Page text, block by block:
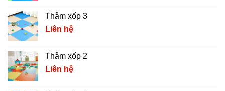
Thảm xốp 3
Liên hệ
Thảm xốp 2
Liên hệ